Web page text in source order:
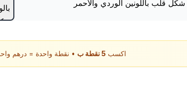
اكسب 5نقطة ب • نقطة واحدة = درهم